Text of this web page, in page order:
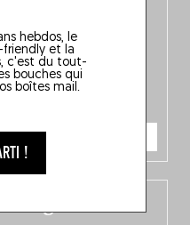
hebdos, le
friendly et la
c'est du tout-
bouches qui
boîtes mail.
!